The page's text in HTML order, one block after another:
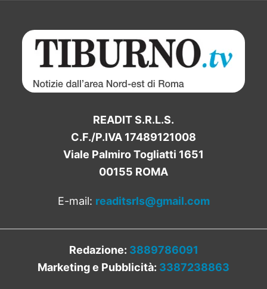
READIT S.R.L.S.
C.F./P.IVA 17489121008
Viale Palmiro Togliatti 1651
00155 ROMA
E-mail: readitsrls@gmail.com
Redazione: 3889786091
Marketing e Pubblicità: 3387238863